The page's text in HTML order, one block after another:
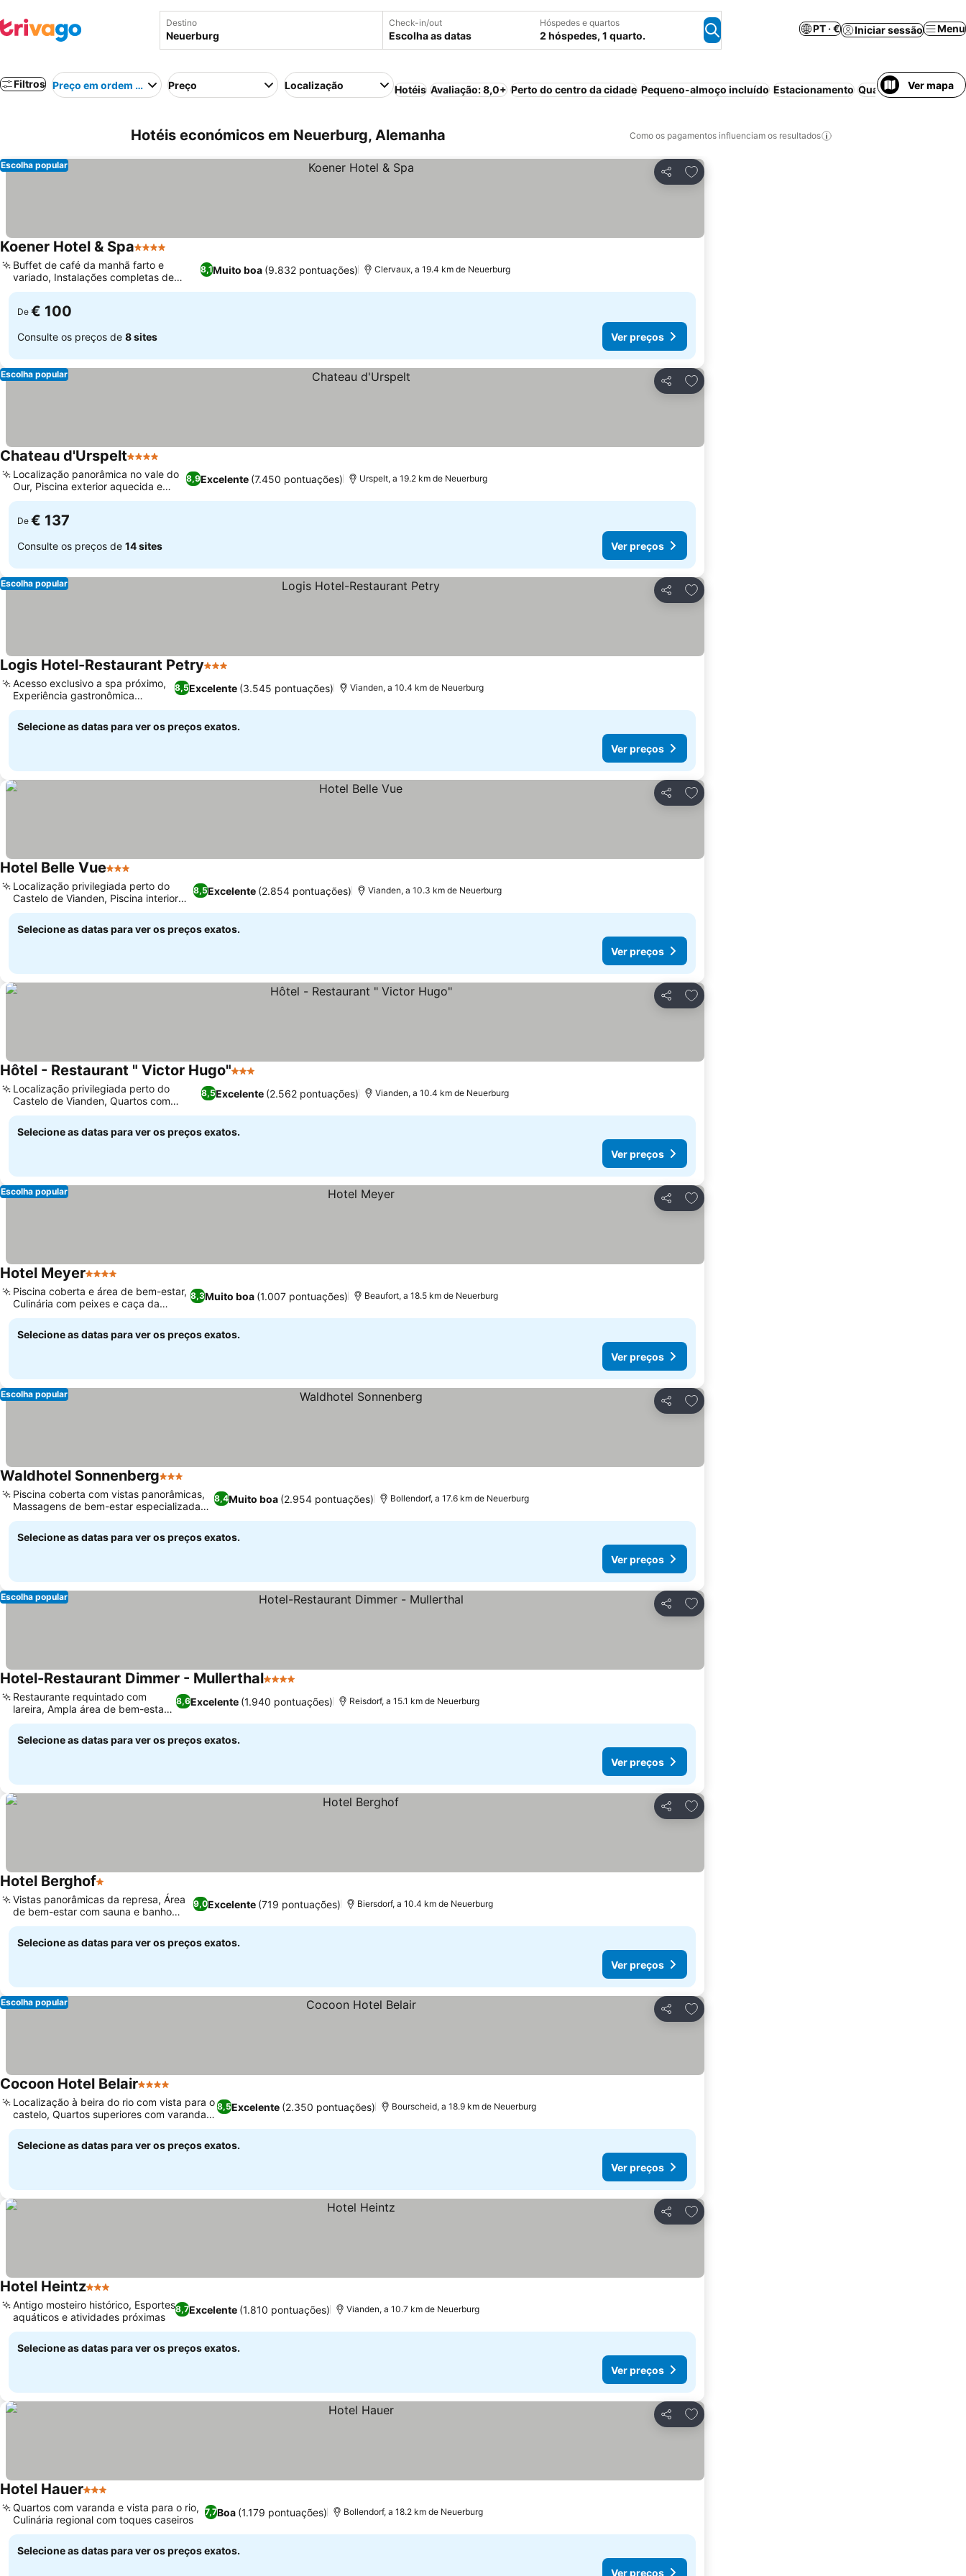
Destino Check-in/out
Escolha as datas
Hóspedes e quartos
2 hóspedes, 1 quarto.
PT · € Iniciar sessão Menu
Filtros Preço em ordem crescentePreço Localização Hotéis Avaliação: 8,0+ Perto do centro da cidade Pequeno-almoço incluído Estacionamento Quarto para não
Ver mapa
Hotéis económicos em Neuerburg, Alemanha Como os pagamentos influenciam os resultados
Partilhar
Adicionar aos favoritos
Escolha popular
Koener Hotel & Spa4 Estrelas
8,1Muito boa (9.832 pontuações)
Buffet de café da manhã farto e
variado, Instalações completas de
bem-estar e spa
Clervaux, a 19.4 km de Neuerburg
De € 100
Consulte os preços de 8 sites Ver preços
Partilhar
Adicionar aos favoritos
Escolha popular
Chateau d'Urspelt4 Estrelas
8,9Excelente (7.450 pontuações)
Localização panorâmica no vale do
Our, Piscina exterior aquecida e
jardim
Urspelt, a 19.2 km de Neuerburg
De € 137
Consulte os preços de 14 sites Ver preços
Partilhar
Adicionar aos favoritos
Escolha popular
Logis Hotel-Restaurant Petry3 Estrelas
8,5Excelente (3.545 pontuações)
Acesso exclusivo a spa próximo,
Experiência gastronômica
refinada
Vianden, a 10.4 km de Neuerburg
Selecione as datas para ver os preços exatos.
Ver preços
Partilhar
Adicionar aos favoritos
Hotel Belle Vue3 Estrelas
8,5Excelente (2.854 pontuações)
Localização privilegiada perto do
Castelo de Vianden, Piscina interior
com vista
Vianden, a 10.3 km de Neuerburg
Selecione as datas para ver os preços exatos.
Ver preços
Partilhar
Adicionar aos favoritos
Hôtel - Restaurant " Victor Hugo"3 Estrelas
8,5Excelente (2.562 pontuações)
Localização privilegiada perto do
Castelo de Vianden, Quartos com
jacuzzi privativa
Vianden, a 10.4 km de Neuerburg
Selecione as datas para ver os preços exatos.
Ver preços
Partilhar
Adicionar aos favoritos
Escolha popular
Hotel Meyer4 Estrelas
8,3Muito boa (1.007 pontuações)
Piscina coberta e área de bem-estar,
Culinária com peixes e caça da
estação
Beaufort, a 18.5 km de Neuerburg
Selecione as datas para ver os preços exatos.
Ver preços
Partilhar
Adicionar aos favoritos
Escolha popular
Waldhotel Sonnenberg3 Estrelas
8,4Muito boa (2.954 pontuações)
Piscina coberta com vistas panorâmicas,
Massagens de bem-estar especializadas
disponíveis
Bollendorf, a 17.6 km de Neuerburg
Selecione as datas para ver os preços exatos.
Ver preços
Partilhar
Adicionar aos favoritos
Escolha popular
Hotel-Restaurant Dimmer - Mullerthal4 Estrelas
8,6Excelente (1.940 pontuações)
Restaurante requintado com
lareira, Ampla área de bem-estar
e spa
Reisdorf, a 15.1 km de Neuerburg
Selecione as datas para ver os preços exatos.
Ver preços
Partilhar
Adicionar aos favoritos
Hotel Berghof1 Estrelas
9,0Excelente (719 pontuações)
Vistas panorâmicas da represa, Área
de bem-estar com sauna e banho
turco
Biersdorf, a 10.4 km de Neuerburg
Selecione as datas para ver os preços exatos.
Ver preços
Partilhar
Adicionar aos favoritos
Escolha popular
Cocoon Hotel Belair4 Estrelas
8,5Excelente (2.350 pontuações)
Localização à beira do rio com vista para o
castelo, Quartos superiores com varandas
privativas
Bourscheid, a 18.9 km de Neuerburg
Selecione as datas para ver os preços exatos.
Ver preços
Partilhar
Adicionar aos favoritos
Hotel Heintz3 Estrelas
8,7Excelente (1.810 pontuações)
Antigo mosteiro histórico, Esportes
aquáticos e atividades próximas
Vianden, a 10.7 km de Neuerburg
Selecione as datas para ver os preços exatos.
Ver preços
Partilhar
Adicionar aos favoritos
Hotel Hauer3 Estrelas
7,7Boa (1.179 pontuações)
Quartos com varanda e vista para o rio,
Culinária regional com toques caseiros
Bollendorf, a 18.2 km de Neuerburg
Selecione as datas para ver os preços exatos.
Ver preços